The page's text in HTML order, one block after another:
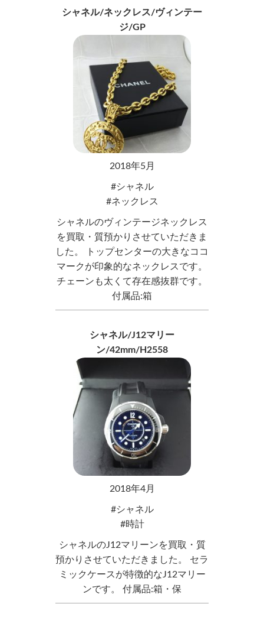
シャネル/ネックレス/ヴィンテー
ジ/GP
2018年5月
シャネル
ネックレス
シャネルのヴィンテージネックレス
を買取・質預かりさせていただきま
した。 トップセンターの大きなココ
マークが印象的なネックレスです。
チェーンも太くて存在感抜群です。
付属品:箱
シャネル/J12マリー
ン/42mm/H2558
2018年4月
シャネル
時計
シャネルのJ12マリーンを買取・質
預かりさせていただきました。 セラ
ミックケースが特徴的なJ12マリー
ンです。 付属品:箱・保